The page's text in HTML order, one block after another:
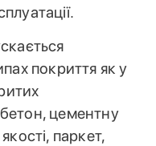
покриття як у
цементну
паркет,